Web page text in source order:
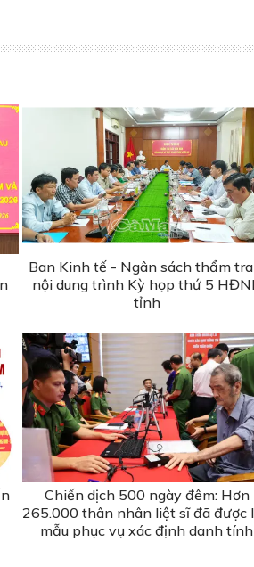
Ban Kinh tế - Ngân sách thẩm
nội dung trình Kỳ họp thứ 5
tỉnh
Chiến dịch 500 ngày đêm: Hơn
265.000 thân nhân liệt sĩ đã được
mẫu phục vụ xác định danh tính